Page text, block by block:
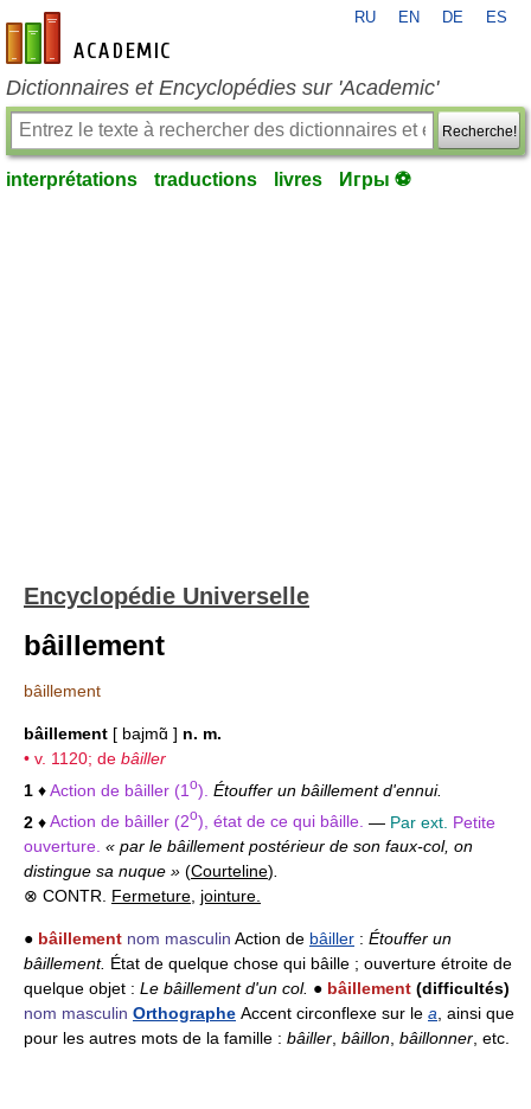
fr-academic.com
RU EN DE ES
Dictionnaires et Encyclopédies sur 'Academic'
Recherche!
interprétations traductions livres Игры ⚽
Encyclopédie Universelle
bâillement
bâillement
bâillement [ bajmɑ̃ ] n. m.
• v. 1120; de bâiller
1 ♦Action de bâiller (1 o). Étouffer un bâillement d'ennui.
2 ♦Action de bâiller (2o), état de ce qui bâille. — Par ext. Petite
ouverture. « par le bâillement postérieur de son faux-col, on
distingue sa nuque » (Courteline).
⊗ CONTR. Fermeture, jointure.
● bâillement nom masculin Action de bâiller : Étouffer un
bâillement. État de quelque chose qui bâille ; ouverture étroite de
quelque objet : Le bâillement d'un col. ● bâillement (difficultés)
nom masculin Orthographe Accent circonflexe sur le a, ainsi que
pour les autres mots de la famille : bâiller, bâillon, bâillonner, etc.